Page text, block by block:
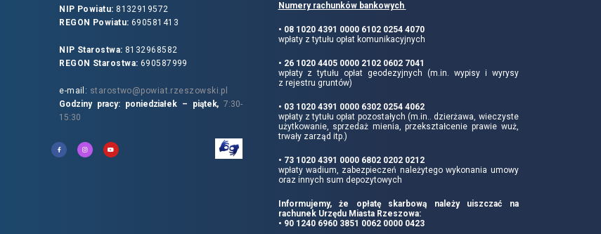
NIP Powiatu: 8132919572
REGON Powiatu: 690581413
NIP Starostwa: 8132968582
REGON Starostwa: 690587999
e-mail: starostwo@powiat.rzeszowski.pl
Godziny pracy: poniedziałek – piątek,7:30-
15:30
Numery rachunków bankowych
• 08 1020 4391 0000 6102 0254 4070
wpłaty z tytułu opłat komunikacyjnych
• 26 1020 4405 0000 2102 0602 7041
wpłaty z tytułu opłat geodezyjnych (m.in. wypisy i wyrysy
z rejestru gruntów)
• 03 1020 4391 0000 6302 0254 4062
wpłaty z tytułu opłat pozostałych (m.in.. dzierżawa, wieczyste
użytkowanie, sprzedaż mienia, przekształcenie prawie wuż,
trwały zarząd itp.)
• 73 1020 4391 0000 6802 0202 0212
wpłaty wadium, zabezpieczeń należytego wykonania umowy
oraz innych sum depozytowych
Informujemy, że opłatę skarbową należy uiszczać na
rachunek Urzędu Miasta Rzeszowa:
• 90 1240 6960 3851 0062 0000 0423